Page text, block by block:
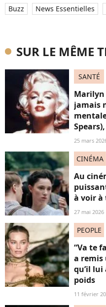
Buzz News Essentielles
SUR LE MÊME
SANTÉ
Marilyn
jamais
25 mars
CINÉMA
Au
à voir
27 mai 2026
PEOPLE
“Va te
a remis
qu’il lui
poids
11 février